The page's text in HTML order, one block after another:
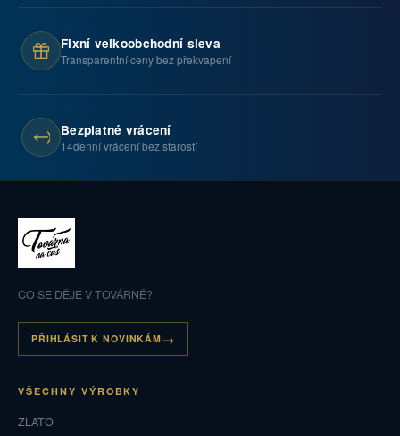
Fixní velkoobchodní sleva
Transparentní ceny bez překvapení
Bezplatné vrácení
14denní vrácení bez starostí
CO SE DĚJE V TOVÁRNĚ?
PŘIHLÁSIT K NOVINKÁM
VŠECHNY VÝROBKY
ZLATO